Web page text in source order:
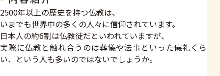
2500年以上の歴史を持つ仏教は、
いまでも世界中の多くの人々に信仰されています。
日本人の約6割は仏教徒だといわれていますが、
実際に仏教と触れ合うのは葬儀や法事といった儀礼くら
い、という人も多いのではないでしょうか。